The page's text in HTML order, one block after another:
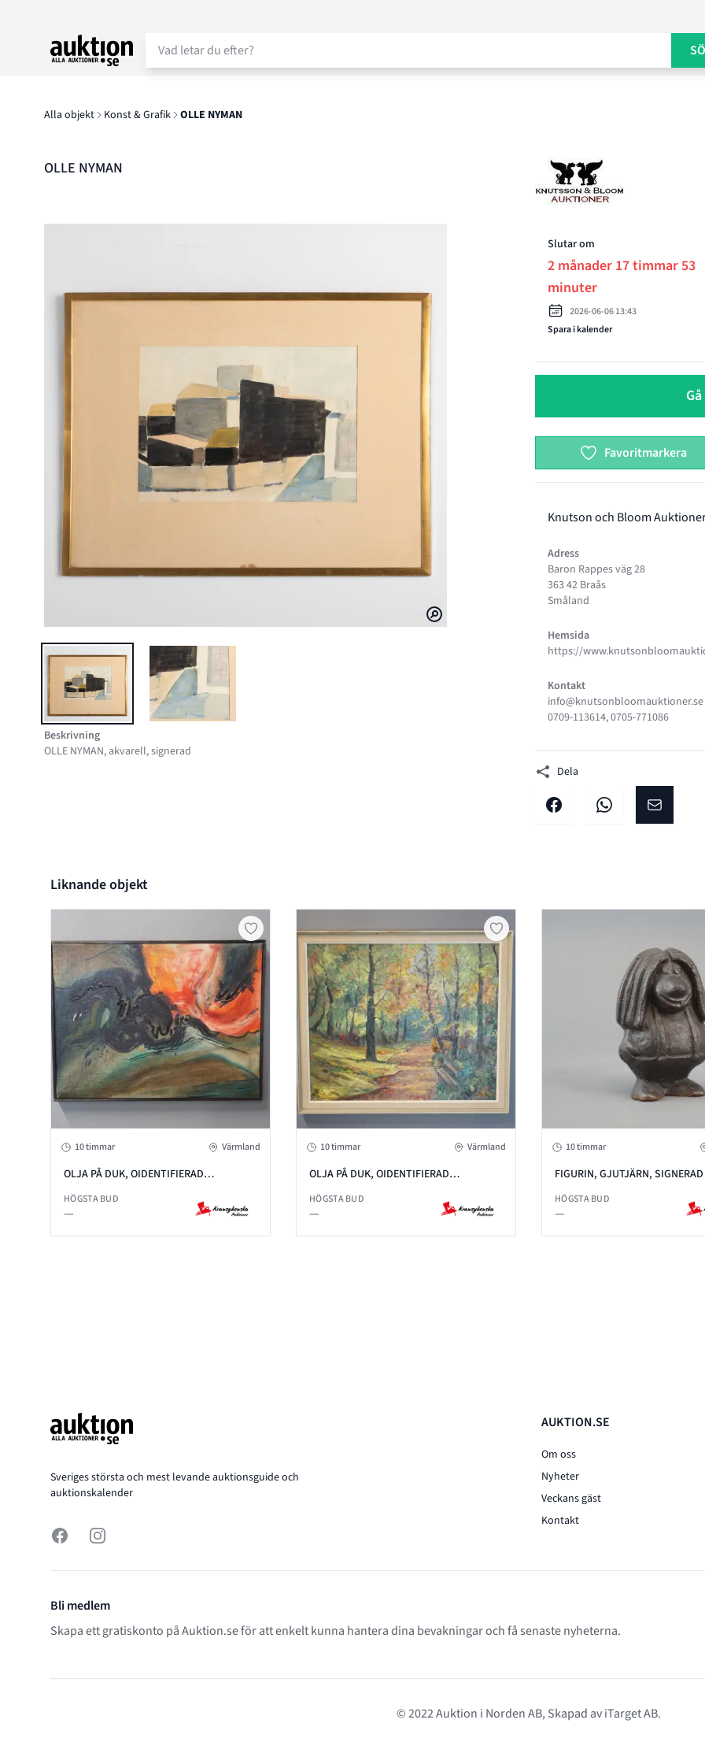
Auktion.se
Alla objekt Konst & Grafik OLLE NYMAN
OLLE NYMAN
BILD 1 AV OLLE NYMANBILD 2 AV OLLE NYMAN
Beskrivning
OLLE NYMAN, akvarell, signerad
Slutar om
2 månader 17 timmar 53
minuter
2026-06-06 13:43
Spara i kalender
Favoritmarkera
Knutson och Bloom
Adress
Baron Rappes väg 28
363 42 Braås
Småland
Hemsida
https://
Kontakt
info@knutsonbloomauktioner.se
0709-113614, 0705-771086
Dela
Dela på facebookDela på WhatsApp
Dela på E-
Liknande objekt
10 timmar Värmland
OLJA PÅ DUK, OIDENTIFIERAD
KONSTNÄR, SIGNERAD
HÖGSTA BUD
—
10 timmar Värmland
OLJA PÅ DUK, OIDENTIFIERAD
KONSTNÄR, SIGNERAD
HÖGSTA BUD
—
10 timmar
FIGURIN, GJUTJÄRN,
HÖGSTA BUD
—
Sveriges största och mest levande auktionsguide och
auktionskalender
FacebookInstagram
AUKTION.SE
Om oss
Nyheter
Veckans gäst
Kontakt
Bli medlem
Skapa ett gratiskonto på Auktion.se för att enkelt kunna hantera dina bevakningar och få senaste nyheterna.
© 2022 Auktion i Norden AB, Skapad aviTarget AB.